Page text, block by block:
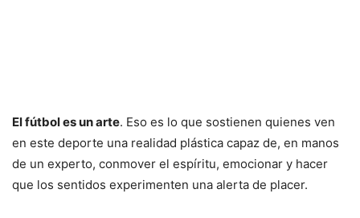
El fútbol es un arte. Eso es lo que sostienen quienes ven
en este deporte una realidad plástica capaz de, en manos
de un experto, conmover el espíritu, emocionar y hacer
que los sentidos experimenten una alerta de placer.